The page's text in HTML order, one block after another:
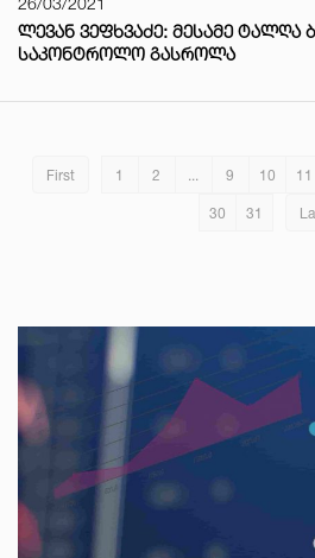
ᲚᲔᲕᲐᲜ ᲕᲔᲤᲮᲕᲐᲫᲔ: ᲛᲔᲡᲐᲛᲔ ᲢᲐᲚᲦᲐ
ᲡᲐᲙᲝᲜᲢᲠᲝᲚᲝ ᲒᲐᲡᲠᲝᲚᲐ
First 1 2 ... 9 10 11
30 31